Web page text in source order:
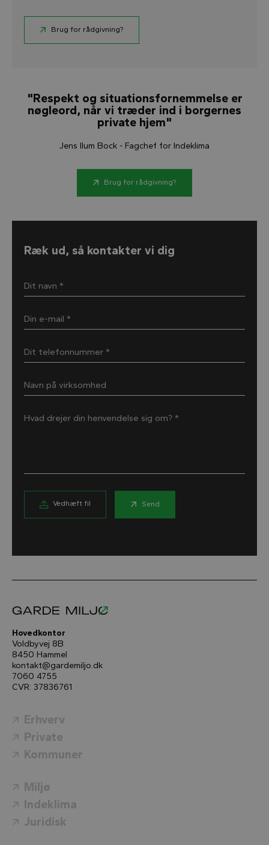
Brug for rådgivning?
"Respekt og situationsfornemmelse er
nøgleord, når vi træder ind i borgernes
private hjem"
Jens Ilum Bock - Fagchef for Indeklima
Brug for rådgivning?
Ræk ud, så kontakter vi dig
Dit navn *
Din e-mail *
Dit telefonnummer *
Navn på virksomhed
Hvad drejer din henvendelse sig om? *
Vedhæft fil Send
Hovedkontor
Voldbyvej 8B
8450 Hammel
kontakt@gardemiljo.dk
7060 4755
CVR: 37836761
Erhverv
Private
Kommuner
Miljø
Indeklima
Juridisk